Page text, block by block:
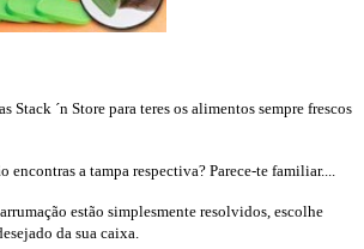
Stack ´n Store para teres os alimentos sempre frescos
encontras a tampa respectiva? Parece-te familiar....
estão simplesmente resolvidos, escolhe
da sua caixa.